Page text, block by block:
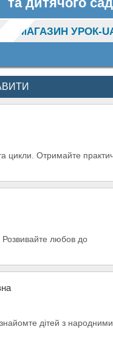
МАГАЗИН УРОК-
цикли. Отримайте
Розвивайте любов до
дітей з народними